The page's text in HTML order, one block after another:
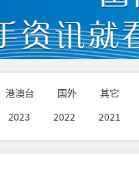
港澳台 国外
其它
2023 2022 2021